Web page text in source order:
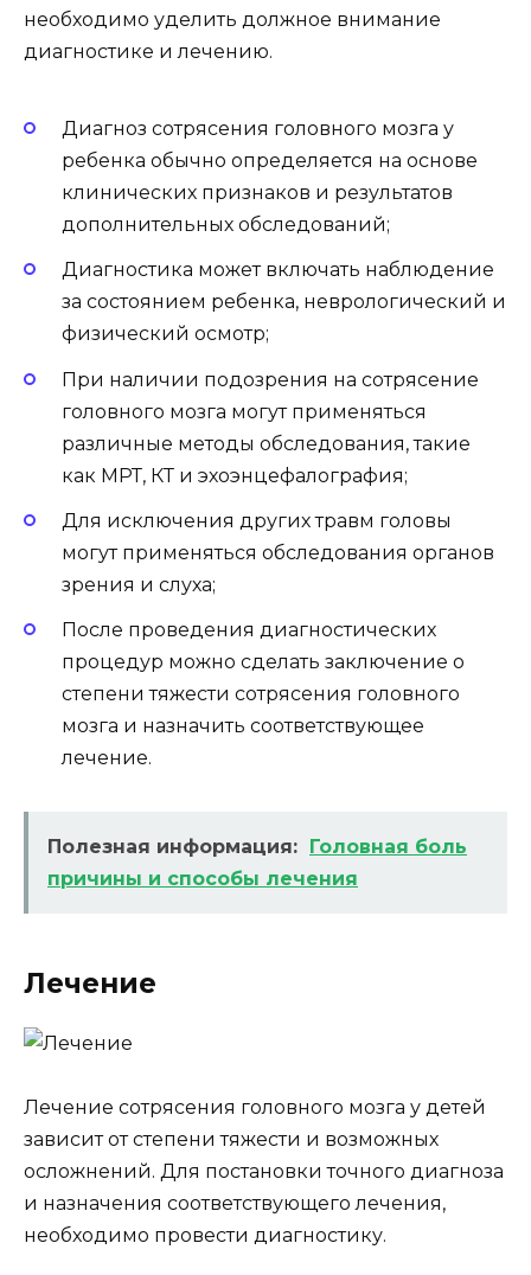
необходимо уделить должное внимание
диагностике и лечению.
Диагноз сотрясения головного мозга у
ребенка обычно определяется на основе
клинических признаков и результатов
дополнительных обследований;
Диагностика может включать наблюдение
за состоянием ребенка, неврологический и
физический осмотр;
При наличии подозрения на сотрясение
головного мозга могут применяться
различные методы обследования, такие
как МРТ, КТ и эхоэнцефалография;
Для исключения других травм головы
могут применяться обследования органов
зрения и слуха;
После проведения диагностических
процедур можно сделать заключение о
степени тяжести сотрясения головного
мозга и назначить соответствующее
лечение.
Полезная информация: Головная боль
причины и способы лечения
Лечение
Лечение сотрясения головного мозга у детей
зависит от степени тяжести и возможных
осложнений. Для постановки точного диагноза
и назначения соответствующего лечения,
необходимо провести диагностику.